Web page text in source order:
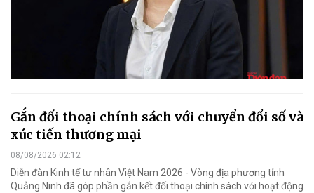
Gắn đối thoại chính sách với chuyển đổi số và
xúc tiến thương mại
08/08/2026 02:12
Diễn đàn Kinh tế tư nhân Việt Nam 2026 - Vòng địa phương tỉnh
Quảng Ninh đã góp phần gắn kết đối thoại chính sách với hoạt động